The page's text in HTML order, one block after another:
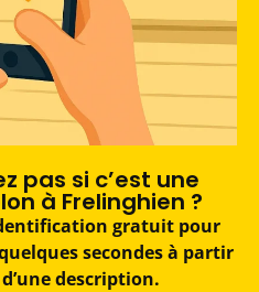
pas si c’est une
à Frelinghien ?
gratuit pour
secondes à partir
description.